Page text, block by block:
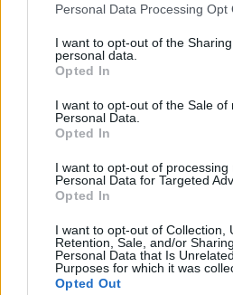
Personal Data Processing Opt
I want to opt-out of the
personal data.
Opted In
I want to opt-out of the Sale of
Personal Data.
Opted In
I want to opt-out of processing
Personal Data for Targeted
Opted In
I want to opt-out of Collection,
Retention, Sale, and/or
Personal Data that Is
Purposes for which it was
Opted Out
R E A
M
R E
A R
E
A R
A R
M
D A
D E
A
E A
R
E K